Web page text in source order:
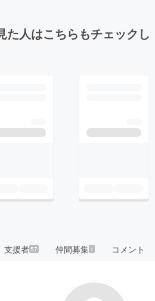
た人はこちらもチェックし
支援者57 仲間募集 1 コメント